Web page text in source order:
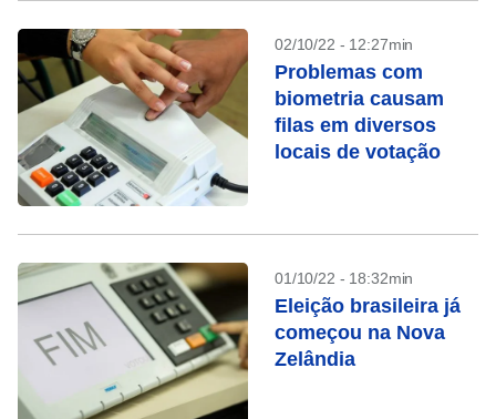
02/10/22 - 12:27min
Problemas com
biometria causam
filas em diversos
locais de votação
01/10/22 - 18:32min
Eleição brasileira já
começou na Nova
Zelândia